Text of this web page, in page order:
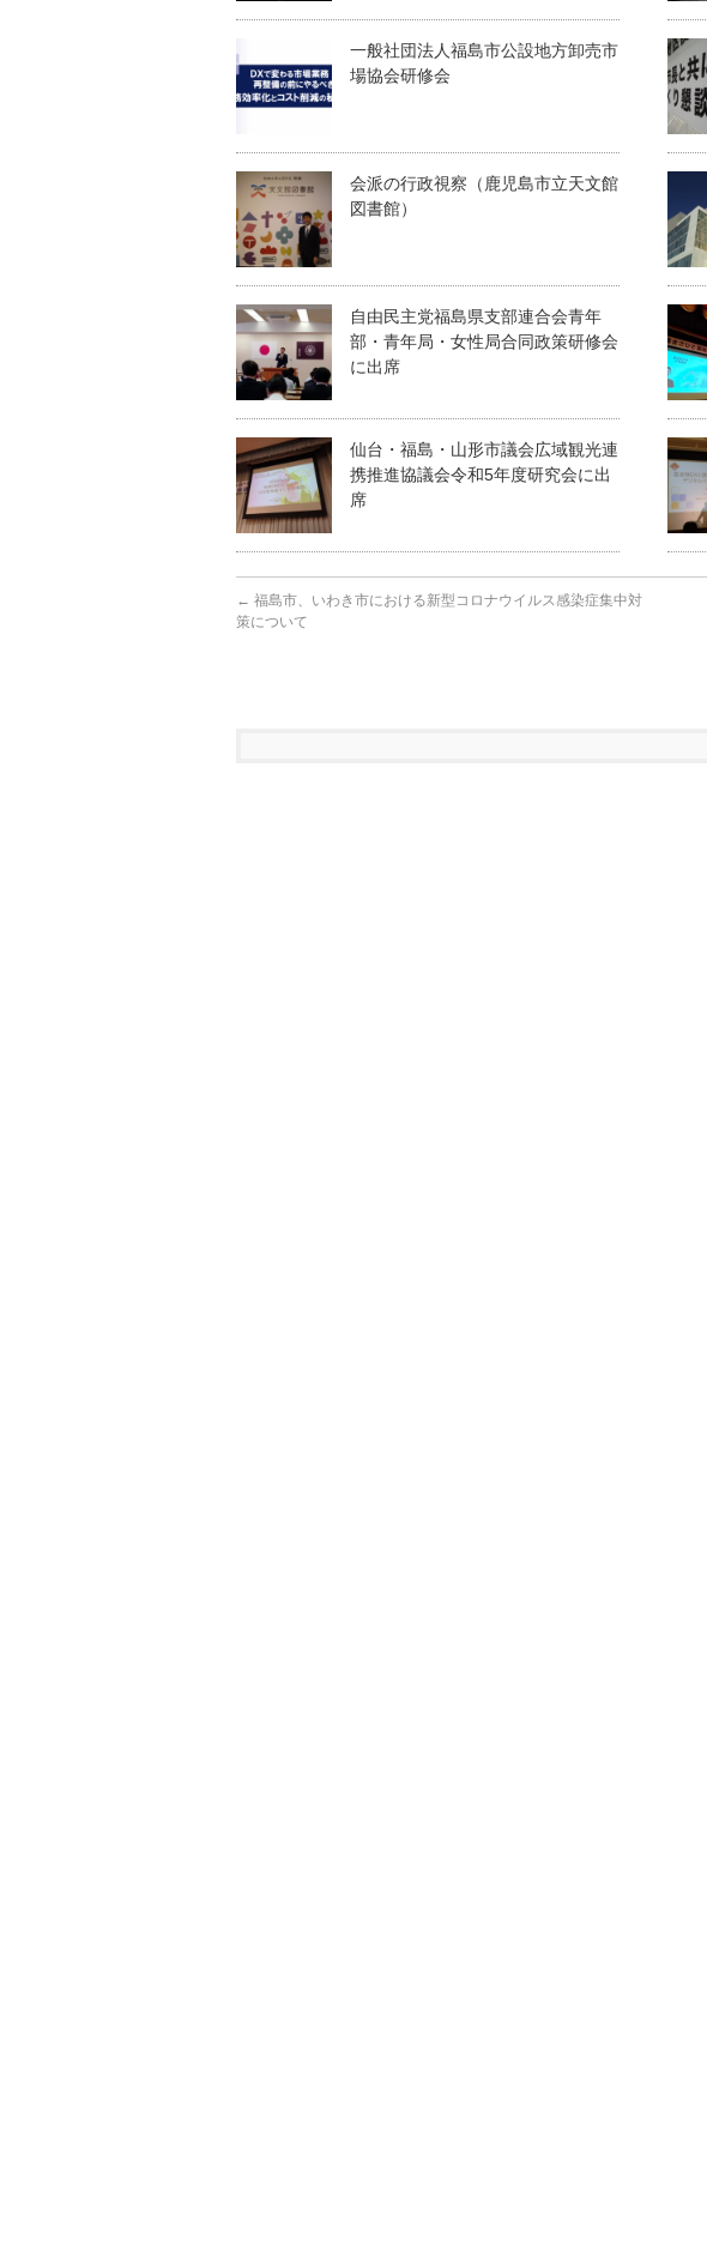
一般社団法人福島市公設地方卸売市
場協会研修会
会派の行政視察（鹿児島市立天文館
図書館）
自由民主党福島県支部連合会青年
部・青年局・女性局合同政策研修会
に出席
仙台・福島・山形市議会広域観光連
携推進協議会令和5年度研究会に出
席
← 福島市、いわき市における新型コロナウイルス感染症集中対
策について